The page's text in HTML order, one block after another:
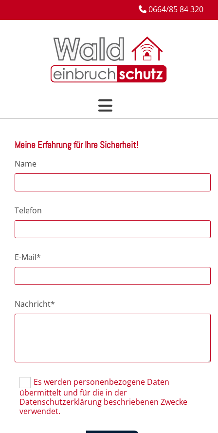
 0664/85 84 320
Meine Erfahrung für Ihre Sicherheit!
Name
Telefon
E-Mail*
Nachricht*
Es werden personenbezogene Daten
übermittelt und für die in der
Datenschutzerklärung beschriebenen Zwecke
verwendet.